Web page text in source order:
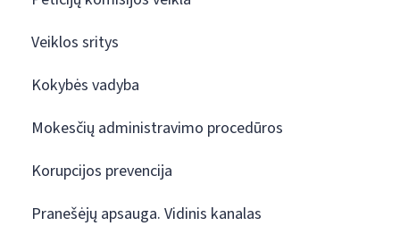
Veiklos sritys
Kokybės vadyba
Mokesčių administravimo procedūros
Korupcijos prevencija
Pranešėjų apsauga. Vidinis kanalas